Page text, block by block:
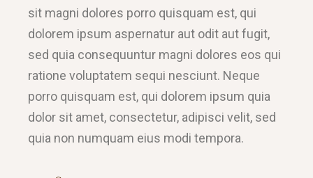
sit magni dolores porro quisquam est, qui
dolorem ipsum aspernatur aut odit aut fugit,
sed quia consequuntur magni dolores eos qui
ratione voluptatem sequi nesciunt. Neque
porro quisquam est, qui dolorem ipsum quia
dolor sit amet, consectetur, adipisci velit, sed
quia non numquam eius modi tempora.